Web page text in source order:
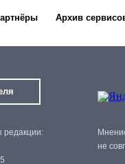
Архив
редакции:
не